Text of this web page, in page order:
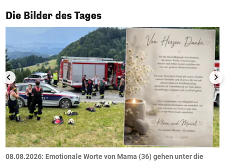
Die Bilder des Tages
1/50
08.08.2026: Emotionale Worte von Mama (36) gehen unter die